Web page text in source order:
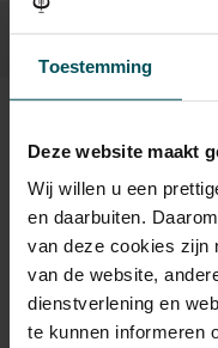
Toestemming
Deze website maakt
Wij willen u een
en daarbuiten.
van deze cookies zijn
van de website,
dienstverlening en
te kunnen informeren
Beeld en geluid